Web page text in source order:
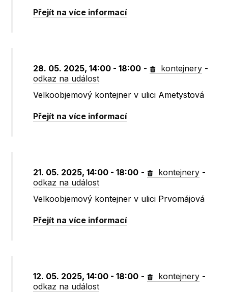
Přejít na více informací
28. 05. 2025, 14:00 - 18:00 - kontejnery -
odkaz na událost
Velkoobjemový kontejner v ulici Ametystová
Přejít na více informací
21. 05. 2025, 14:00 - 18:00 - kontejnery -
odkaz na událost
Velkoobjemový kontejner v ulici Prvomájová
Přejít na více informací
12. 05. 2025, 14:00 - 18:00 - kontejnery -
odkaz na událost